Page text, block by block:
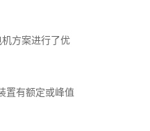
方案进行了优
置有额定或峰值